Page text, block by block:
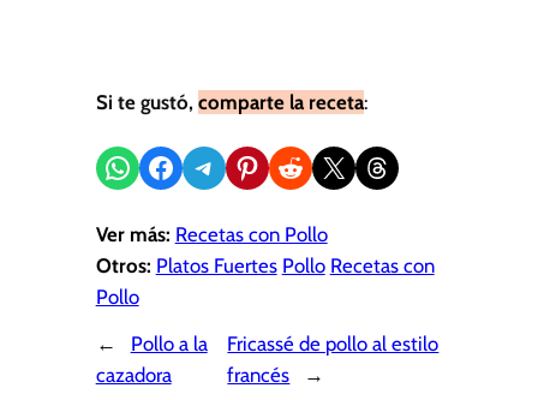
Si te gustó, comparte la receta:
Compartir en WhatsApp
Compartir en Facebook
Compartir en Telegram
Compartir en Pinterest
Compartir en Reddit
Compartir en X Share on Threads
Ver más: Recetas con Pollo
Otros: Platos Fuertes Pollo Recetas con
Pollo
←
Pollo a la
cazadora
Fricassé de pollo al estilo
francés
→